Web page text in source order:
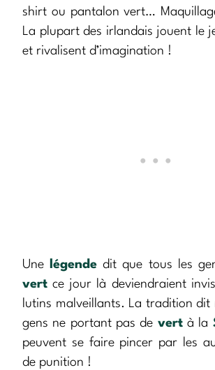
shirt ou pantalon vert…
La plupart des irlandais jouent le
et rivalisent d’imagination !
Une légende dit que tous les
vert ce jour là deviendraient
lutins malveillants. La tradition dit
gens ne portant pas de vertà la
peuvent se faire pincer par les
de punition !